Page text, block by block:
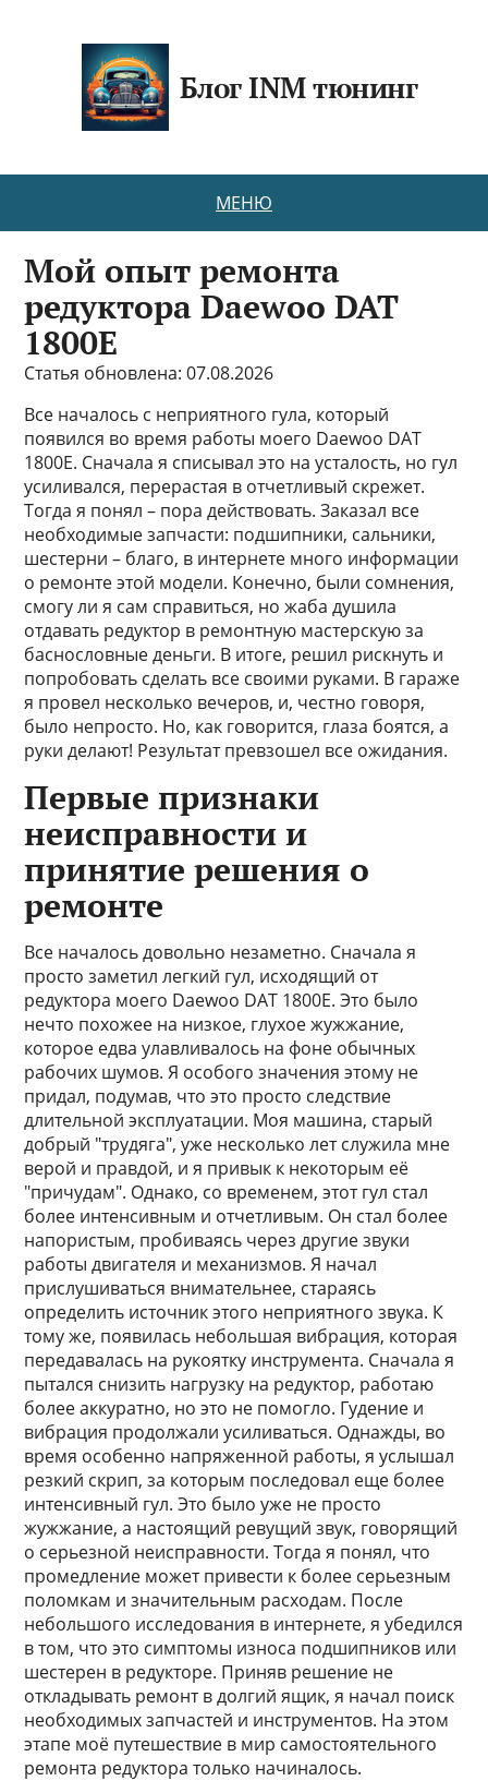
Блог INM тюнинг
МЕНЮ
Мой опыт ремонта
редуктора Daewoo DAT
1800E
Статья обновлена: 07.08.2026
Все началось с неприятного гула, который
появился во время работы моего Daewoo DAT
1800E. Сначала я списывал это на усталость, но гул
усиливался, перерастая в отчетливый скрежет.
Тогда я понял – пора действовать. Заказал все
необходимые запчасти: подшипники, сальники,
шестерни – благо, в интернете много информации
о ремонте этой модели. Конечно, были сомнения,
смогу ли я сам справиться, но жаба душила
отдавать редуктор в ремонтную мастерскую за
баснословные деньги. В итоге, решил рискнуть и
попробовать сделать все своими руками. В гараже
я провел несколько вечеров, и, честно говоря,
было непросто. Но, как говорится, глаза боятся, а
руки делают! Результат превзошел все ожидания.
Первые признаки
неисправности и
принятие решения о
ремонте
Все началось довольно незаметно. Сначала я
просто заметил легкий гул, исходящий от
редуктора моего Daewoo DAT 1800E. Это было
нечто похожее на низкое, глухое жужжание,
которое едва улавливалось на фоне обычных
рабочих шумов. Я особого значения этому не
придал, подумав, что это просто следствие
длительной эксплуатации. Моя машина, старый
добрый "трудяга", уже несколько лет служила мне
верой и правдой, и я привык к некоторым её
"причудам". Однако, со временем, этот гул стал
более интенсивным и отчетливым. Он стал более
напористым, пробиваясь через другие звуки
работы двигателя и механизмов. Я начал
прислушиваться внимательнее, стараясь
определить источник этого неприятного звука. К
тому же, появилась небольшая вибрация, которая
передавалась на рукоятку инструмента. Сначала я
пытался снизить нагрузку на редуктор, работаю
более аккуратно, но это не помогло. Гудение и
вибрация продолжали усиливаться. Однажды, во
время особенно напряженной работы, я услышал
резкий скрип, за которым последовал еще более
интенсивный гул. Это было уже не просто
жужжание, а настоящий ревущий звук, говорящий
о серьезной неисправности. Тогда я понял, что
промедление может привести к более серьезным
поломкам и значительным расходам. После
небольшого исследования в интернете, я убедился
в том, что это симптомы износа подшипников или
шестерен в редукторе. Приняв решение не
откладывать ремонт в долгий ящик, я начал поиск
необходимых запчастей и инструментов. На этом
этапе моё путешествие в мир самостоятельного
ремонта редуктора только начиналось.